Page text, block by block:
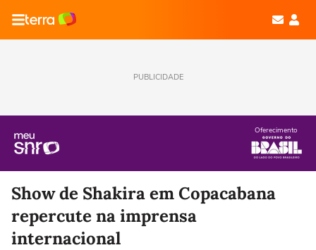
PUBLICIDADE
Oferecimento
Show de Shakira em Copacabana
repercute na imprensa
internacional